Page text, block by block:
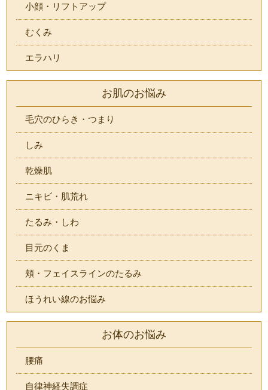
小顔・リフトアップ
むくみ
エラハリ
お肌のお悩み
毛穴のひらき・つまり
しみ
乾燥肌
ニキビ・肌荒れ
たるみ・しわ
目元のくま
頬・フェイスラインのたるみ
ほうれい線のお悩み
お体のお悩み
腰痛
自律神経失調症